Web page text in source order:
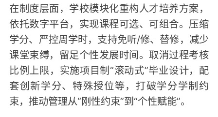
在制度层面，学校模块化重构人才培养方案，
依托数字平台，实现课程可选、可组合。压缩
学分、严控周学时，支持免听/修、替修，减少
课堂束缚，留足个性发展时间。取消过程考核
比例上限，实施项目制“滚动式”毕业设计，配
套创新学分、特殊授位等，打破学分学制约
束，推动管理从“刚性约束”到“个性赋能”。